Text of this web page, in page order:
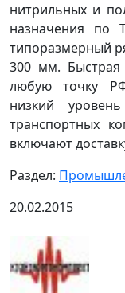
нитрильных и
назначения по
типоразмерный
300 мм. Быстрая
любую точку
низкий
транспортных
включают
Раздел:
20.02.2015